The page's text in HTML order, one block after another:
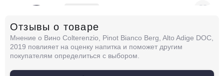
Вино Abbona, Tistin, Roero Arneis DOCG,
2022
Италия
Трентино-Альто Адидже, Альто Адидже
Белое
Сухое 14 %
2 609 ₽
Отзывы о товаре
Мнение о Вино Colterenzio, Pinot Bianco Berg, Alto Adige DOC,
2019 повлияет на оценку напитка и поможет другим
покупателям определиться с выбором.